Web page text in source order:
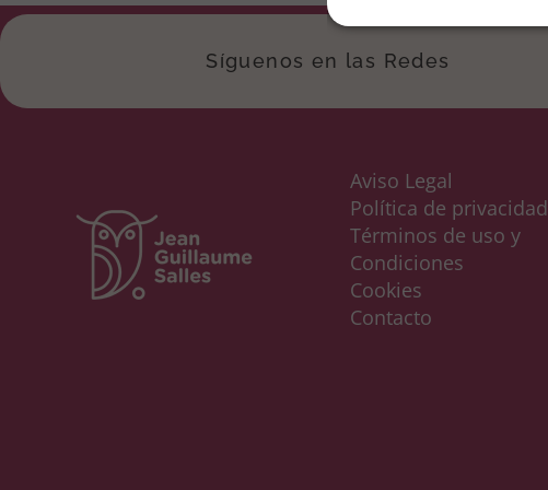
Síguenos en las Redes
Aviso Legal
Política de privacidad
Términos de uso y
Condiciones
Cookies
Contacto